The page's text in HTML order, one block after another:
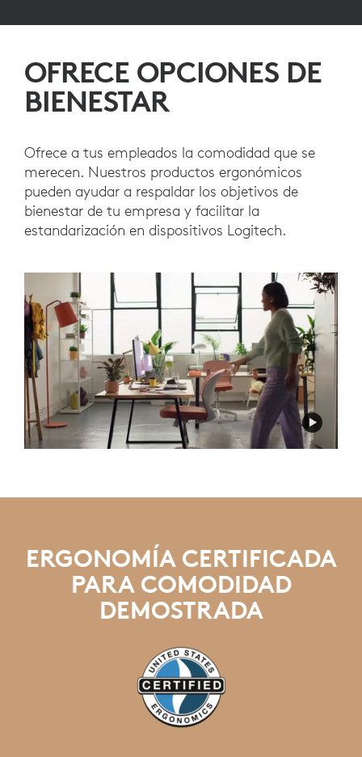
OFRECE OPCIONES DE
BIENESTAR
Ofrece a tus empleados la comodidad que se
merecen. Nuestros productos ergonómicos
pueden ayudar a respaldar los objetivos de
bienestar de tu empresa y facilitar la
estandarización en dispositivos Logitech.
ERGONOMÍA CERTIFICADA
PARA COMODIDAD
DEMOSTRADA